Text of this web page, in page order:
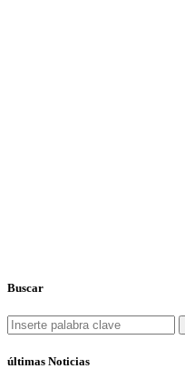
Buscar
últimas Noticias